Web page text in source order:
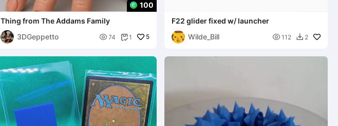
100
Thing from The Addams Family
3DGeppetto
 74 1 5
F22 glider fixed w/ launcher
Wilde_Bill
 112  2